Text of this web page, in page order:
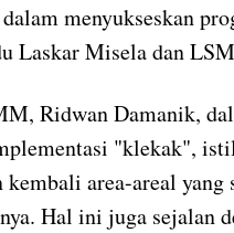
menyukseskan
Laskar Misela dan
Ridwan Damanik,
"klekak",
area-areal
Hal ini juga sejalan